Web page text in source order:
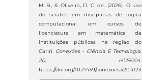
M. B., & Oliveira, D. C. de. (2026). O uso
do scratch em disciplinas de lógica
computacional em cursos de
licenciatura em matemática de
instituições públicas na região do
Cariri. Conexões - Ciência E Tecnologia,
20, e026004.
https://doi.org/10.21439/conexoes.v20.4123